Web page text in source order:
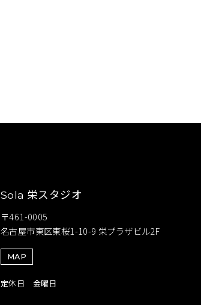
Sola 栄スタジオ
〒461-0005
名古屋市東区東桜1-10-9 栄プラザビル2F
MAP
定休日 金曜日